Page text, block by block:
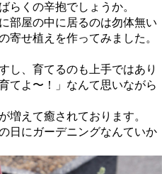
らくの辛抱でしょうか。
部屋の中に居るのは勿体無い
寄せ植えを作ってみました。
し、育てるのも上手ではあり
てよ〜！」なんて思いながら
増えて癒されております。
日にガーデニングなんていか